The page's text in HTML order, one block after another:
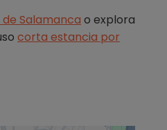
Salamanca o explora
corta estancia por